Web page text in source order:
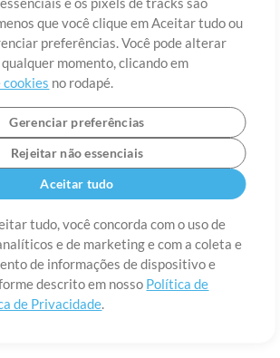
que você clique em Aceitar tudo ou
preferências. Você pode alterar
momento, clicando em
cookies no rodapé.
Gerenciar preferências
Rejeitar não essenciais
Aceitar tudo
tudo, você concorda com o uso de
e de marketing e com a coleta e
de informações de dispositivo e
descrito em nosso Política de
de Privacidade.